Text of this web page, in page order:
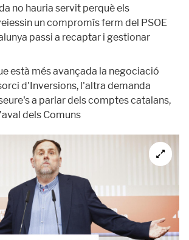
no hauria servit perquè els
un compromís ferm del PSOE
passi a recaptar i gestionar
està més avançada la negociació
d'Inversions, l'altra demanda
a parlar dels comptes catalans,
dels Comuns